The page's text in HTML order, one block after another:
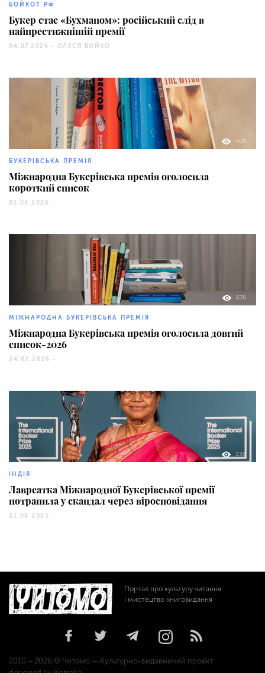
БОЙКОТ РФ
Букер стає «Бухманом»: російський слід в
найпрестижнішій премії
04.07.2026 - ОЛЕСЯ БОЙКО
406
БУКЕРІВСЬКА ПРЕМІЯ
Міжнародна Букерівська премія оголосила
короткий список
01.04.2026 -
676
МІЖНАРОДНА БУКЕРІВСЬКА ПРЕМІЯ
Міжнародна Букерівська премія оголосила довгий
список-2026
24.02.2026 -
336
ІНДІЯ
Лавреатка Міжнародної Букерівської премії
потрапила у скандал через віросповідання
31.08.2025 -
Портал про культуру читання
і мистецтво книговидання
2010 – 2026 © Читомо — Культурно-видавничий проект